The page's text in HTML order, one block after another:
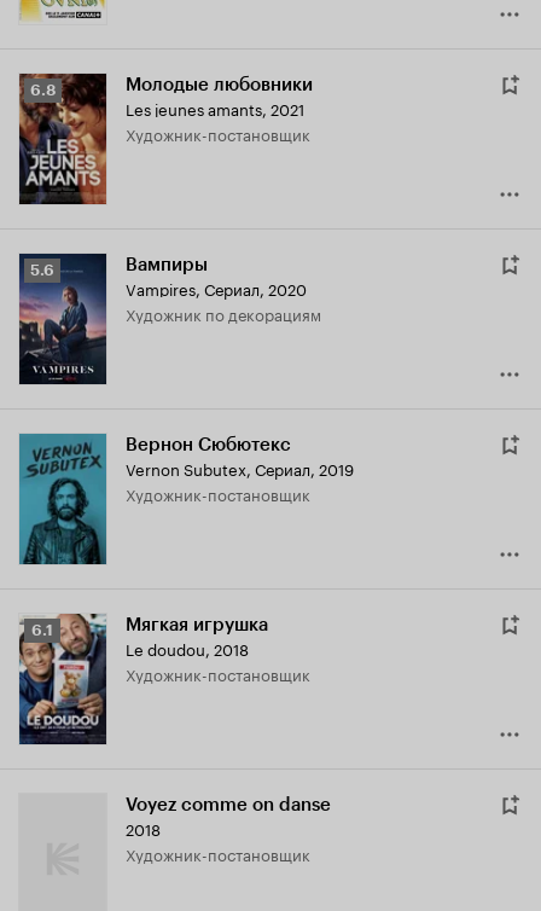
Рейтинг
Кинопоиска
6.8
6.8 Молодые любовники
Les jeunes amants, 2021
Художник-постановщик
Рейтинг
Кинопоиска
5.6
5.6 Вампиры
Vampires, Сериал, 2020
Художник по декорациям
Вернон Сюбютекс
Vernon Subutex, Сериал, 2019
Художник-постановщик
Рейтинг
Кинопоиска
6.1
6.1 Мягкая игрушка
Le doudou, 2018
Художник-постановщик
Voyez comme on danse
2018
Художник-постановщик